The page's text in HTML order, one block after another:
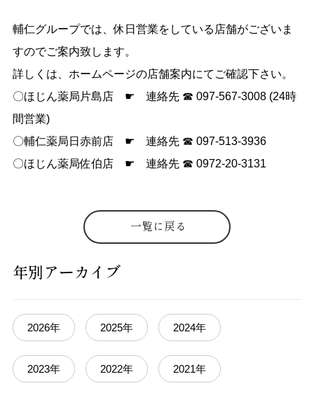
輔仁グループでは、休日営業をしている店舗がございま
すのでご案内致します。
詳しくは、ホームページの店舗案内にてご確認下さい。
〇ほじん薬局片島店 ☛ 連絡先 ☎ 097-567-3008 (24時
間営業)
〇輔仁薬局日赤前店 ☛ 連絡先 ☎ 097-513-3936
〇ほじん薬局佐伯店 ☛ 連絡先 ☎ 0972-20-3131
一覧に戻る
年別アーカイブ
2026年 2025年 2024年
2023年 2022年 2021年